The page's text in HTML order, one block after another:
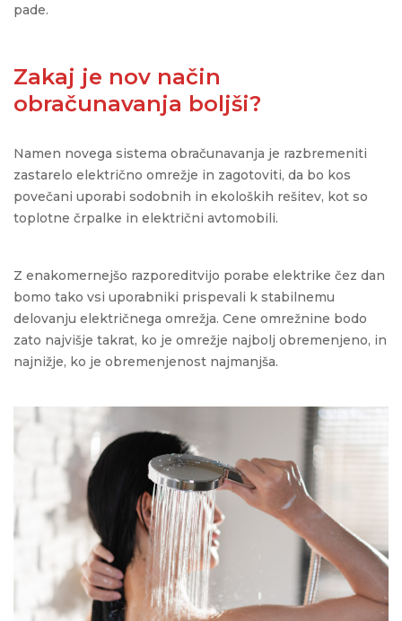
pade.
Zakaj je nov način
obračunavanja boljši?
Namen novega sistema obračunavanja je razbremeniti
zastarelo električno omrežje in zagotoviti, da bo kos
povečani uporabi sodobnih in ekoloških rešitev, kot so
toplotne črpalke in električni avtomobili.
Z enakomernejšo razporeditvijo porabe elektrike čez dan
bomo tako vsi uporabniki prispevali k stabilnemu
delovanju električnega omrežja. Cene omrežnine bodo
zato najvišje takrat, ko je omrežje najbolj obremenjeno, in
najnižje, ko je obremenjenost najmanjša.